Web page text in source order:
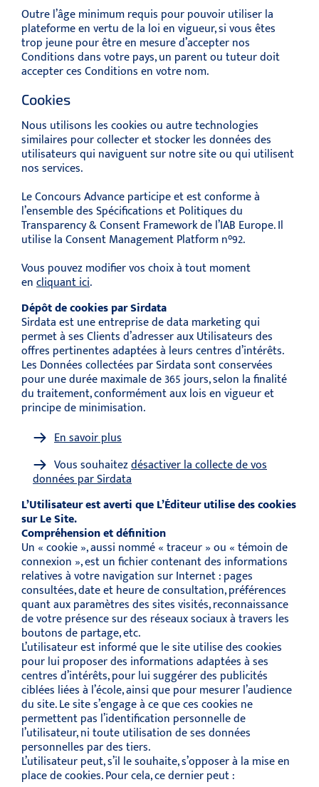
Outre l’âge minimum requis pour pouvoir utiliser la
plateforme en vertu de la loi en vigueur, si vous êtes
trop jeune pour être en mesure d’accepter nos
Conditions dans votre pays, un parent ou tuteur doit
accepter ces Conditions en votre nom.
Cookies
Nous utilisons les cookies ou autre technologies
similaires pour collecter et stocker les données des
utilisateurs qui naviguent sur notre site ou qui utilisent
nos services.
Le Concours Advance participe et est conforme à
l’ensemble des Spécifications et Politiques du
Transparency & Consent Framework de l’IAB Europe. Il
utilise la Consent Management Platform n°92.
Vous pouvez modifier vos choix à tout moment
encliquant ici.
Dépôt de cookies par Sirdata
Sirdata est une entreprise de data marketing qui
permet à ses Clients d’adresser aux Utilisateurs des
offres pertinentes adaptées à leurs centres d’intérêts.
Les Données collectées par Sirdata sont conservées
pour une durée maximale de 365 jours, selon la finalité
du traitement, conformément aux lois en vigueur et
principe de minimisation.
En savoir plus
Vous souhaitezdésactiver la collecte de vos
données par Sirdata
L’Utilisateur est averti que L’Éditeur utilise des cookies
sur Le Site.
Compréhension et définition
Un « cookie », aussi nommé « traceur » ou « témoin de
connexion », est un fichier contenant des informations
relatives à votre navigation sur Internet : pages
consultées, date et heure de consultation, préférences
quant aux paramètres des sites visités, reconnaissance
de votre présence sur des réseaux sociaux à travers les
boutons de partage, etc.
L’utilisateur est informé que le site utilise des cookies
pour lui proposer des informations adaptées à ses
centres d’intérêts, pour lui suggérer des publicités
ciblées liées à l’école, ainsi que pour mesurer l’audience
du site. Le site s’engage à ce que ces cookies ne
permettent pas l’identification personnelle de
l’utilisateur, ni toute utilisation de ses données
personnelles par des tiers.
L’utilisateur peut, s’il le souhaite, s’opposer à la mise en
place de cookies. Pour cela, ce dernier peut :